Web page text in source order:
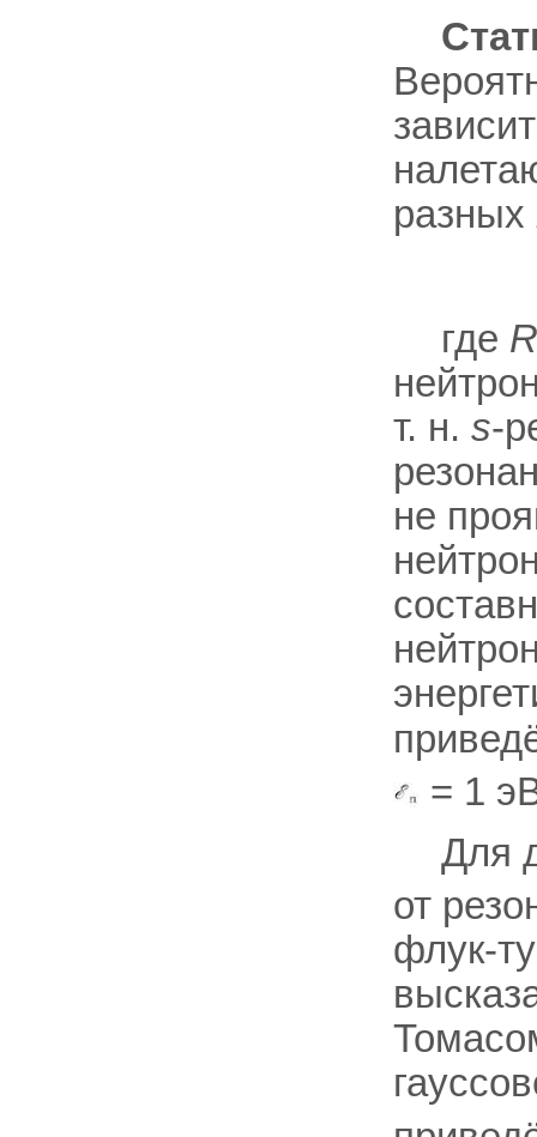
разных
где R
т. н. s-
не
= 1
Для
от
флук-